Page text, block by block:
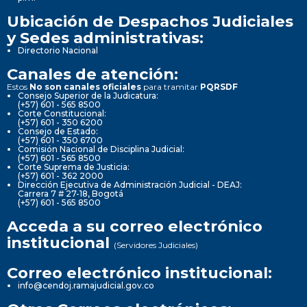
Ubicación de Despachos Judiciales
y Sedes administrativas:
Directorio Nacional
Canales de atención:
Estos No son canales oficiales para tramitar PQRSDF
Consejo Superior de la Judicatura:
(+57) 601 - 565 8500
Corte Constitucional:
(+57) 601 - 350 6200
Consejo de Estado:
(+57) 601 - 350 6700
Comisión Nacional de Disciplina Judicial:
(+57) 601 - 565 8500
Corte Suprema de Justicia:
(+57) 601 - 362 2000
Dirección Ejecutiva de Administración Judicial - DEAJ:
Carrera 7 # 27-18, Bogotá
(+57) 601 - 565 8500
Acceda a su correo electrónico
institucional (Servidores Judiciales)
Correo electrónico institucional:
info@cendoj.ramajudicial.gov.co